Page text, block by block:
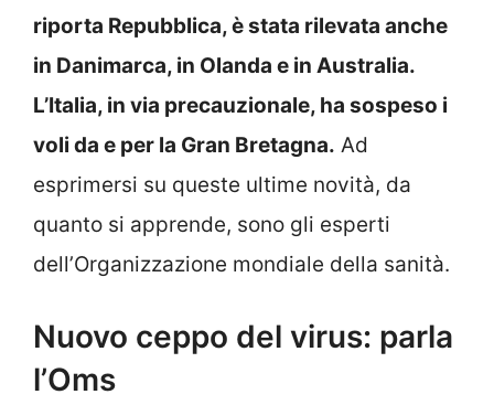
riporta Repubblica, è stata rilevata anche
in Danimarca, in Olanda e in Australia.
L’Italia, in via precauzionale, ha sospeso i
voli da e per la Gran Bretagna. Ad
esprimersi su queste ultime novità, da
quanto si apprende, sono gli esperti
dell’Organizzazione mondiale della sanità.
Nuovo ceppo del virus: parla
l’Oms